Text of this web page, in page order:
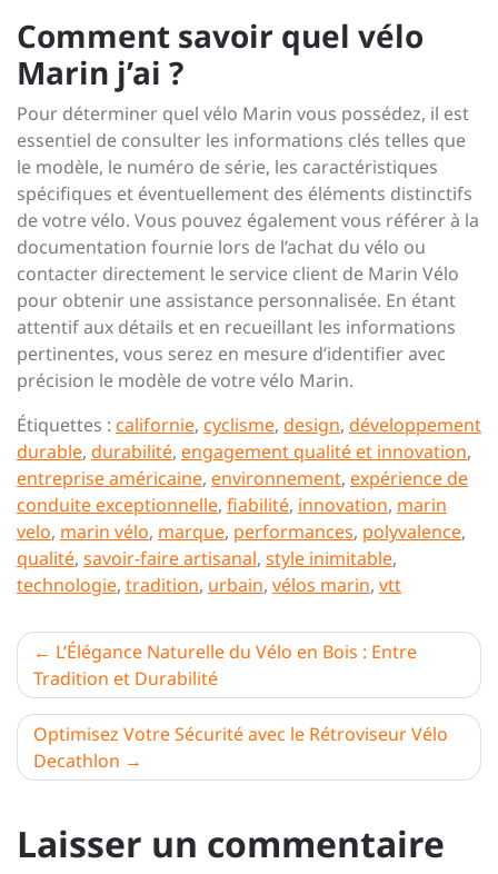
Comment savoir quel vélo
Marin j’ai ?
Pour déterminer quel vélo Marin vous possédez, il est
essentiel de consulter les informations clés telles que
le modèle, le numéro de série, les caractéristiques
spécifiques et éventuellement des éléments distinctifs
de votre vélo. Vous pouvez également vous référer à la
documentation fournie lors de l’achat du vélo ou
contacter directement le service client de Marin Vélo
pour obtenir une assistance personnalisée. En étant
attentif aux détails et en recueillant les informations
pertinentes, vous serez en mesure d’identifier avec
précision le modèle de votre vélo Marin.
Étiquettes : californie, cyclisme, design, développement
durable, durabilité, engagement qualité et innovation,
entreprise américaine, environnement, expérience de
conduite exceptionnelle, fiabilité, innovation, marin
velo, marin vélo, marque, performances, polyvalence,
qualité, savoir-faire artisanal, style inimitable,
technologie, tradition, urbain, vélos marin, vtt
Navigation
de
l’article
L’Élégance Naturelle du Vélo en Bois : Entre
Tradition et Durabilité
Optimisez Votre Sécurité avec le Rétroviseur Vélo
Decathlon
Laisser un commentaire